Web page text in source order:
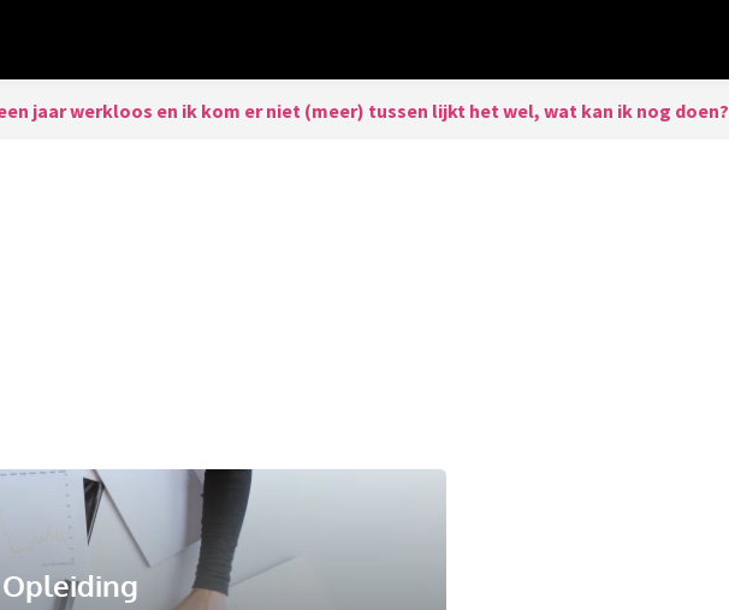
jaar werkloos en ik kom er niet (meer) tussen lijkt het wel, wat kan ik nog doen?